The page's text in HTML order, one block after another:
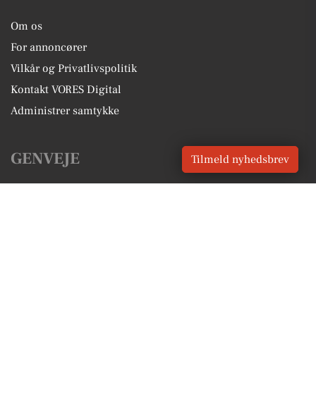
Om os
For annoncører
Vilkår og Privatlivspolitik
Kontakt VORES Digital
Administrer samtykke
GENVEJE Tilmeld nyhedsbrev